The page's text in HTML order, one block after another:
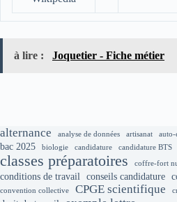
à lire : Joquetier - Fiche métier
alternance analyse de données artisanat auto-
bac 2025 biologie candidature candidature BTS
classes préparatoires coffre-fort
conditions de travail conseils candidature
convention collective CPGE scientifique